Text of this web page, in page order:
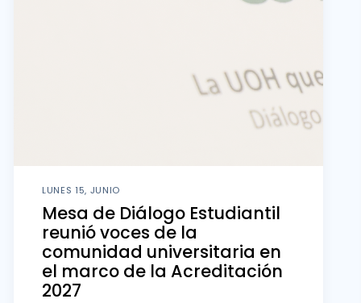
LUNES 15, JUNIO
Mesa de Diálogo Estudiantil
reunió voces de la
comunidad universitaria en
el marco de la Acreditación
2027